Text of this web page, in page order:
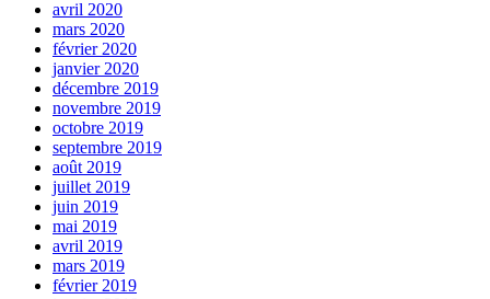
avril 2020
mars 2020
février 2020
janvier 2020
décembre 2019
novembre 2019
octobre 2019
septembre 2019
août 2019
juillet 2019
juin 2019
mai 2019
avril 2019
mars 2019
février 2019